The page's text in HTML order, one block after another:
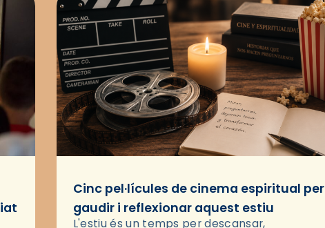
Cinc pel·lícules de cinema espiritual per
gaudir i reflexionar aquest estiu
L'estiu és un temps per descansar,